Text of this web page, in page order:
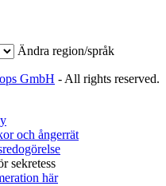
Ändra region/språk
GmbH - All rights reserved.
och ångerrät
sekretess
här